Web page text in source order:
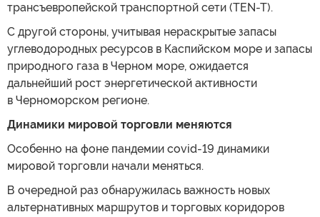
трансъевропейской транспортной сети (TEN-T).
С другой стороны, учитывая нераскрытые запасы
углеводородных ресурсов в Каспийском море и запасы
природного газа в Черном море, ожидается
дальнейший рост энергетической активности
в Черноморском регионе.
Динамики мировой торговли меняются
Особенно на фоне пандемии covid-19 динамики
мировой торговли начали меняться.
В очередной раз обнаружилась важность новых
альтернативных маршрутов и торговых коридоров